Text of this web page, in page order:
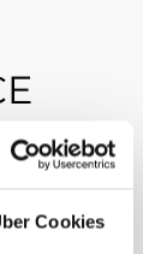
Cookies